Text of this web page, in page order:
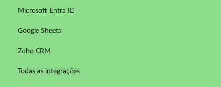
Microsoft Entra ID
Google Sheets
Zoho CRM
Todas as integrações